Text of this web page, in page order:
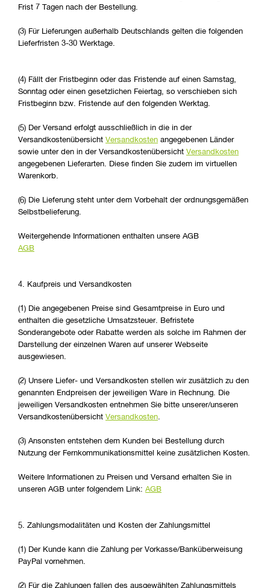
Frist 7 Tagen nach der Bestellung.
(3) Für Lieferungen außerhalb Deutschlands gelten die folgenden
Lieferfristen 3-30 Werktage.
(4) Fällt der Fristbeginn oder das Fristende auf einen Samstag,
Sonntag oder einen gesetzlichen Feiertag, so verschieben sich
Fristbeginn bzw. Fristende auf den folgenden Werktag.
(5) Der Versand erfolgt ausschließlich in die in der
Versandkostenübersicht Versandkosten angegebenen Länder
sowie unter den in der Versandkostenübersicht Versandkosten
angegebenen Lieferarten. Diese finden Sie zudem im virtuellen
Warenkorb.
(6) Die Lieferung steht unter dem Vorbehalt der ordnungsgemäßen
Selbstbelieferung.
Weitergehende Informationen enthalten unsere AGB
AGB
4. Kaufpreis und Versandkosten
(1) Die angegebenen Preise sind Gesamtpreise in Euro und
enthalten die gesetzliche Umsatzsteuer. Befristete
Sonderangebote oder Rabatte werden als solche im Rahmen der
Darstellung der einzelnen Waren auf unserer Webseite
ausgewiesen.
(2) Unsere Liefer- und Versandkosten stellen wir zusätzlich zu den
genannten Endpreisen der jeweiligen Ware in Rechnung. Die
jeweiligen Versandkosten entnehmen Sie bitte unserer/unseren
Versandkostenübersicht Versandkosten.
(3) Ansonsten entstehen dem Kunden bei Bestellung durch
Nutzung der Fernkommunikationsmittel keine zusätzlichen Kosten.
Weitere Informationen zu Preisen und Versand erhalten Sie in
unseren AGB unter folgendem Link: AGB
5. Zahlungsmodalitäten und Kosten der Zahlungsmittel
(1) Der Kunde kann die Zahlung per Vorkasse/Banküberweisung
PayPal vornehmen.
(2) Für die Zahlungen fallen des ausgewählten Zahlungsmittels